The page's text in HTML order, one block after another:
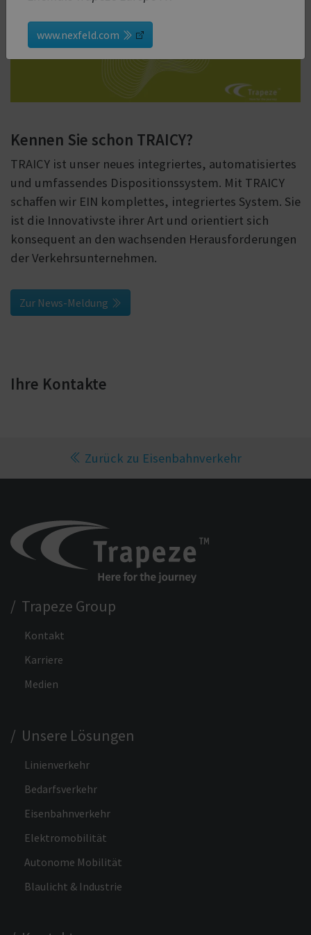
www.nexfeld.com
Kennen Sie schon TRAICY?
TRAICY ist unser neues integriertes, automatisiertes
und umfassendes Dispositionssystem. Mit TRAICY
schaffen wir EIN komplettes, integriertes System. Sie
ist die Innovativste ihrer Art und orientiert sich
konsequent an den wachsenden Herausforderungen
der Verkehrsunternehmen.
Zur News-Meldung
Ihre Kontakte
Zurück zu Eisenbahnverkehr
/ Trapeze Group
Kontakt
Karriere
Medien
/ Unsere Lösungen
Linienverkehr
Bedarfsverkehr
Eisenbahnverkehr
Elektromobilität
Autonome Mobilität
Blaulicht & Industrie